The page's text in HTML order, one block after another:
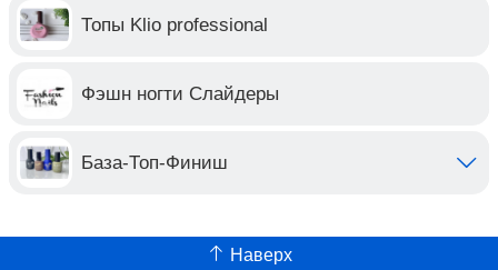
Топы Klio professional
Фэшн ногти Слайдеры
База-Топ-Финиш
Наверх